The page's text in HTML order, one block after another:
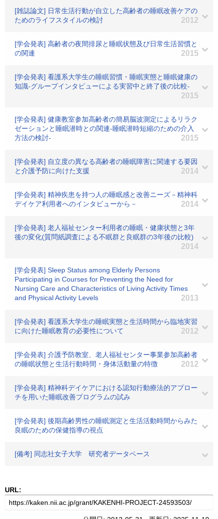
[雑誌論文] 日常生活行動が自立した高齢者の睡眠改善ケアの
ためのライフスタイルの検討
2012
[学会発表] 高齢者の夜間排尿と睡眠状態及び日常生活習慣と
の関連
2015
[学会発表] 看護系大学生の睡眠習慣・睡眠実態と睡眠健康の
知識-グループインタビューによる実習中と終了後の比較-
2015
[学会発表] 健康教室参加高齢者の簡易脳波測定によるリラク
ゼーションと睡眠潜時との関連-睡眠潜時短縮のための介入
方法の検討-
2015
[学会発表] 自立度の異なる高齢者の睡眠障害に関連する要因
と介護予防に向けた支援
2014
[学会発表] 精神疾患を持つ人の睡眠感と改善ニーズ－精神科
デイケア利用者へのインタビューから－
2014
[学会発表] 老人福祉センター利用者の睡眠・健康状態と3年
後の変化(質問紙調査による不眠群と良眠群の3年後の比較)
2014
[学会発表] Sleep Status among Elderly Persons
Participating in Courses for Preventing the Need for
Nursing Care and Characteristics of Living Activity Times
and Physical Activity Levels
2013
[学会発表] 看護系大学生の睡眠実態と生活時間から臨地実習
に向けた睡眠教育の必要性について
2012
[学会発表] 介護予防教室、老人福祉センター事業参加高齢者
の睡眠状態と生活行動時間・身体活動量の特徴
2012
[学会発表] 精神科デイケアにおける認知行動療法的アプロー
チを用いた睡眠改善プログラムの試み
[学会発表] 後期高齢男性の睡眠測定と生活活動時間からみた
良眠のための保健指導の視点
[備考] 同志社女子大学 研究者データベース
URL: